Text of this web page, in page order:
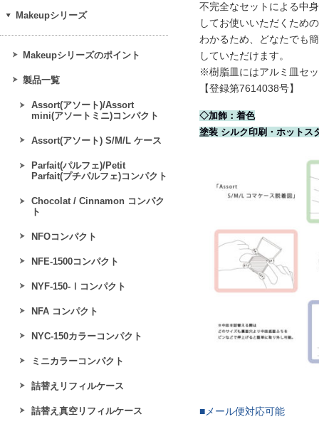
不完全なセットによる中
してお使いいただくため
わかるため、どなたでも
していただけます。
※樹脂皿にはアルミ皿セ
【登録第7614038号】
◇加飾：着色
塗装 シルク印刷・ホットス
■メール便対応可能
Makeupシリーズ
Makeupシリーズのポイント
製品一覧
Assort(アソート)/Assort
mini(アソートミニ)コンパクト
Assort(アソート) S/M/L ケース
Parfait(パルフェ)/Petit
Parfait(プチパルフェ)コンパクト
Chocolat / Cinnamon コンパク
ト
NFOコンパクト
NFE‐1500コンパクト
NYF-150-Ⅰコンパクト
NFA コンパクト
NYC-150カラーコンパクト
ミニカラーコンパクト
詰替えリフィルケース
詰替え真空リフィルケース